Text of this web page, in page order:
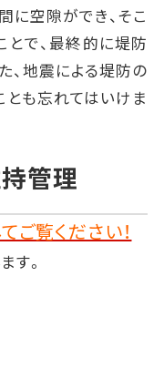
に空隙ができ、そこ
で、最終的に堤防
、地震による堤防の
も忘れてはいけま
管理
ご覧ください！
す。